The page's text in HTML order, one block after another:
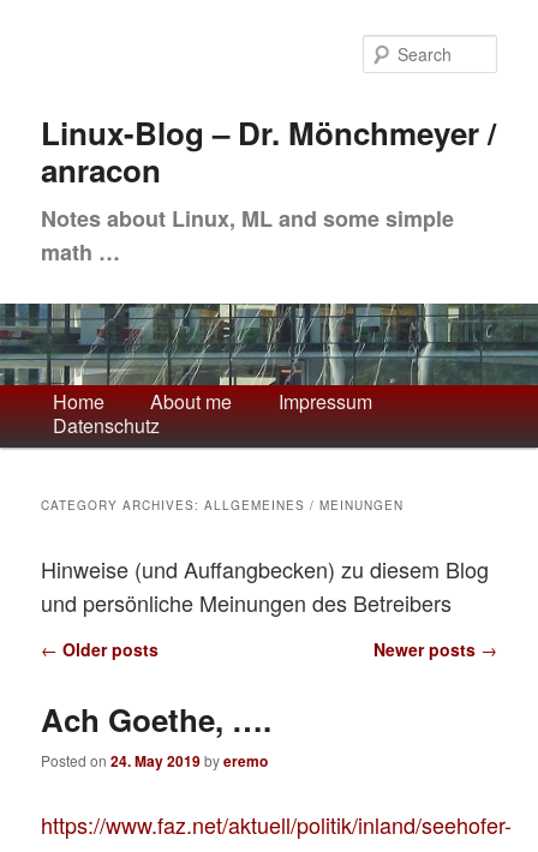
content
contentLinux-Blog – Dr. Mönchmeyer /
anracon
Notes about Linux, ML and some simple
math …
Main
menu
Home About me
Impressum
Datenschutz
CATEGORY ARCHIVES:ALLGEMEINES / MEINUNGEN
Hinweise (und Auffangbecken) zu diesem Blog
und persönliche Meinungen des Betreibers
Post
← Older posts Newer posts →
Ach Goethe, ….
Posted on24. May 2019byeremo
https://www.faz.net/aktuell/politik/inland/seehofer-